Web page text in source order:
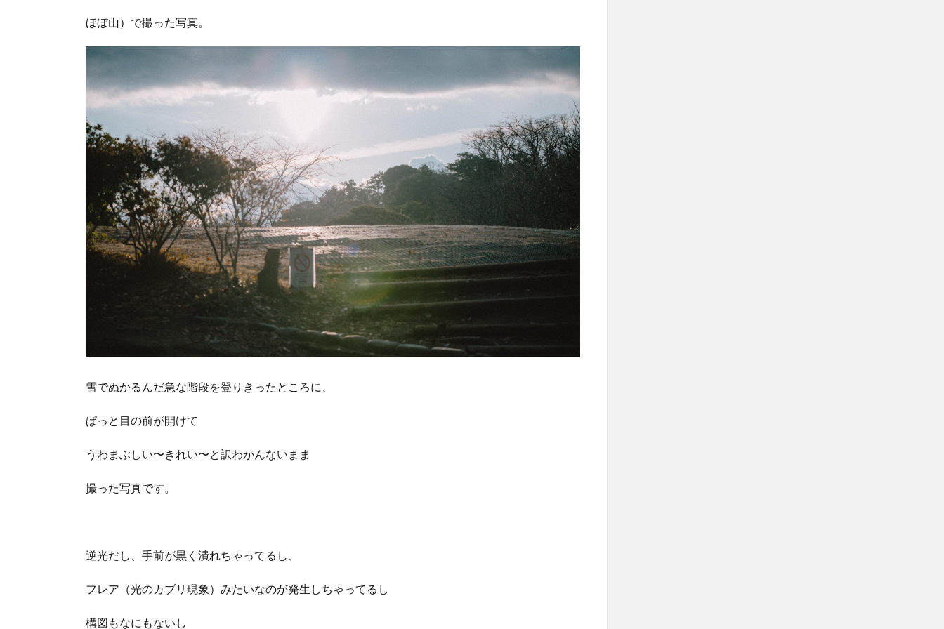
ほぼ山）で撮った写真。
雪でぬかるんだ急な階段を登りきったところに、
ぱっと目の前が開けて
うわまぶしい〜きれい〜と訳わかんないまま
撮った写真です。
逆光だし、手前が黒く潰れちゃってるし、
フレア（光のカブリ現象）みたいなのが発生しちゃってるし
構図もなにもないし